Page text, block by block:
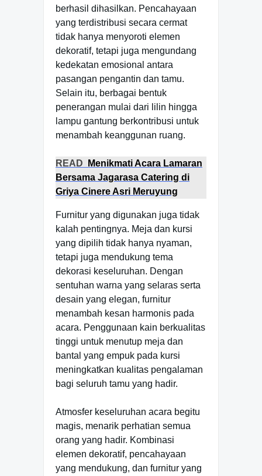
berhasil dihasilkan. Pencahayaan
yang terdistribusi secara cermat
tidak hanya menyoroti elemen
dekoratif, tetapi juga mengundang
kedekatan emosional antara
pasangan pengantin dan tamu.
Selain itu, berbagai bentuk
penerangan mulai dari lilin hingga
lampu gantung berkontribusi untuk
menambah keanggunan ruang.
READ
Menikmati Acara Lamaran
Bersama Jagarasa Catering di
Griya Cinere Asri Meruyung
Furnitur yang digunakan juga tidak
kalah pentingnya. Meja dan kursi
yang dipilih tidak hanya nyaman,
tetapi juga mendukung tema
dekorasi keseluruhan. Dengan
sentuhan warna yang selaras serta
desain yang elegan, furnitur
menambah kesan harmonis pada
acara. Penggunaan kain berkualitas
tinggi untuk menutup meja dan
bantal yang empuk pada kursi
meningkatkan kualitas pengalaman
bagi seluruh tamu yang hadir.
Atmosfer keseluruhan acara begitu
magis, menarik perhatian semua
orang yang hadir. Kombinasi
elemen dekoratif, pencahayaan
yang mendukung, dan furnitur yang